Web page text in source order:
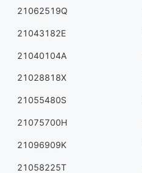
21062519Q
21043182E
21040104A
21028818X
21055480S
21075700H
21096909K
21058225T